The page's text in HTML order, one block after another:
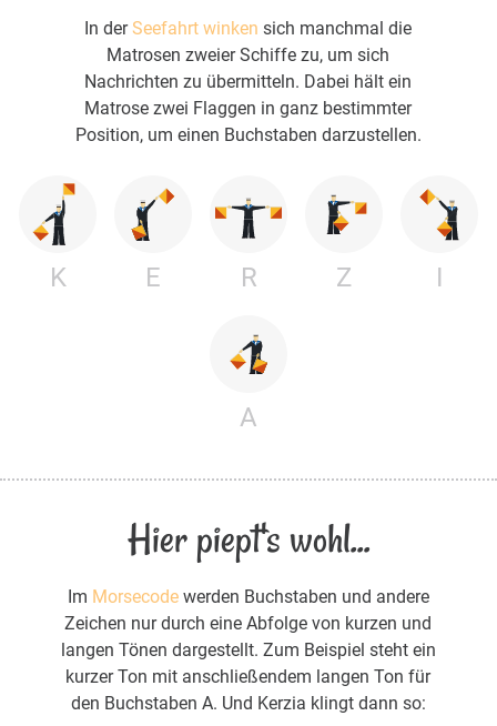
In derSeefahrt winken sich manchmal die
Matrosen zweier Schiffe zu, um sich
Nachrichten zu übermitteln. Dabei hält ein
Matrose zwei Flaggen in ganz bestimmter
Position, um einen Buchstaben darzustellen.
K E R Z I
A
Hier piept's wohl...
Im Morsecodewerden Buchstaben und andere
Zeichen nur durch eine Abfolge von kurzen und
langen Tönen dargestellt. Zum Beispiel steht ein
kurzer Ton mit anschließendem langen Ton für
den Buchstaben A. Und Kerzia klingt dann so: